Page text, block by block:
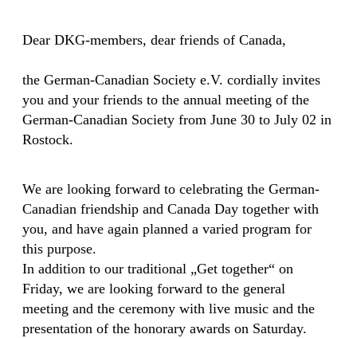
Dear DKG-members, dear friends of Canada,
the German-Canadian Society e.V. cordially invites
you and your friends to the annual meeting of the
German-Canadian Society from June 30 to July 02 in
Rostock.
We are looking forward to celebrating the German-
Canadian friendship and Canada Day together with
you, and have again planned a varied program for
this purpose.
In addition to our traditional „Get together“ on
Friday, we are looking forward to the general
meeting and the ceremony with live music and the
presentation of the honorary awards on Saturday.